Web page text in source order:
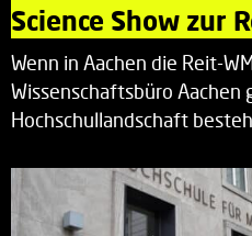
Science Show zur
Wenn in Aachen die Reit-
Wissenschaftsbüro Aachen
Hochschullandschaft